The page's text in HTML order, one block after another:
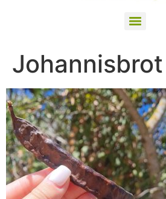
Johannisbrot